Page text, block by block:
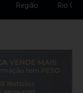
Região Rio